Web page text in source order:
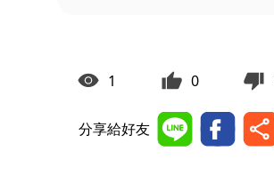
1 0
分享給好友